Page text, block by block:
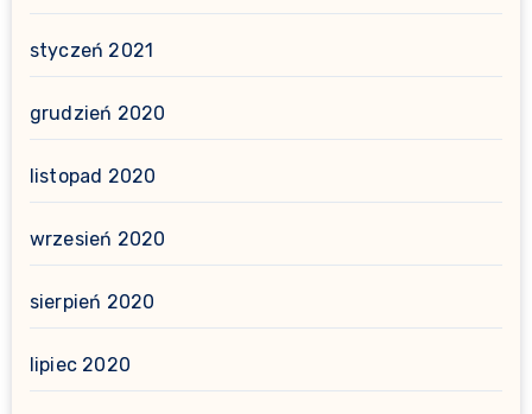
styczeń 2021
grudzień 2020
listopad 2020
wrzesień 2020
sierpień 2020
lipiec 2020